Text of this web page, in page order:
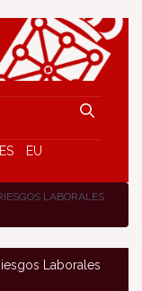
ES EU
LABORALES
Laborales